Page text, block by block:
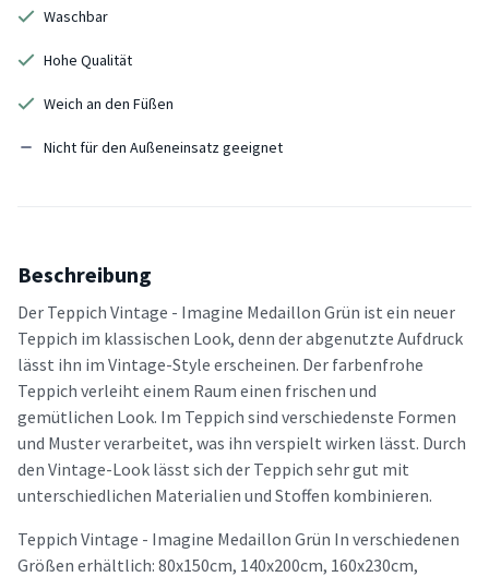
Waschbar
Hohe Qualität
Weich an den Füßen
Nicht für den Außeneinsatz geeignet
Beschreibung
Der Teppich Vintage - Imagine Medaillon Grün ist ein neuer
Teppich im klassischen Look, denn der abgenutzte Aufdruck
lässt ihn im Vintage-Style erscheinen. Der farbenfrohe
Teppich verleiht einem Raum einen frischen und
gemütlichen Look. Im Teppich sind verschiedenste Formen
und Muster verarbeitet, was ihn verspielt wirken lässt. Durch
den Vintage-Look lässt sich der Teppich sehr gut mit
unterschiedlichen Materialien und Stoffen kombinieren.
Teppich Vintage - Imagine Medaillon Grün In verschiedenen
Größen erhältlich: 80x150cm, 140x200cm, 160x230cm,